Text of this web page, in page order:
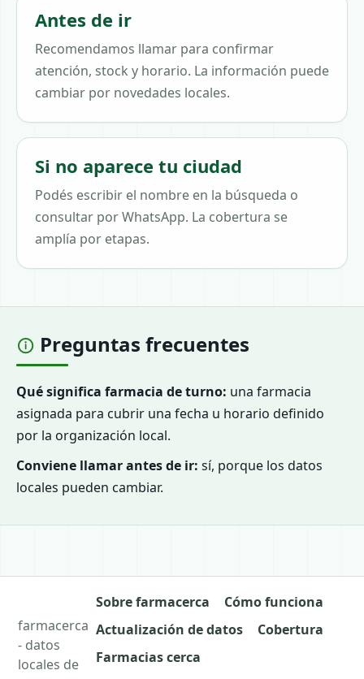
Antes de ir
Recomendamos llamar para confirmar
atención, stock y horario. La información puede
cambiar por novedades locales.
Si no aparece tu ciudad
Podés escribir el nombre en la búsqueda o
consultar por WhatsApp. La cobertura se
amplía por etapas.
Preguntas frecuentes
Qué significa farmacia de turno: una farmacia
asignada para cubrir una fecha u horario definido
por la organización local.
Conviene llamar antes de ir: sí, porque los datos
locales pueden cambiar.
farmacerca
- datos
locales de
Sobre farmacerca
Cómo funciona
Actualización de datos
Cobertura
Farmacias cerca